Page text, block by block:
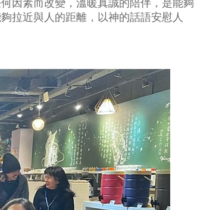
拉近與人的距離，以神的話語安慰人